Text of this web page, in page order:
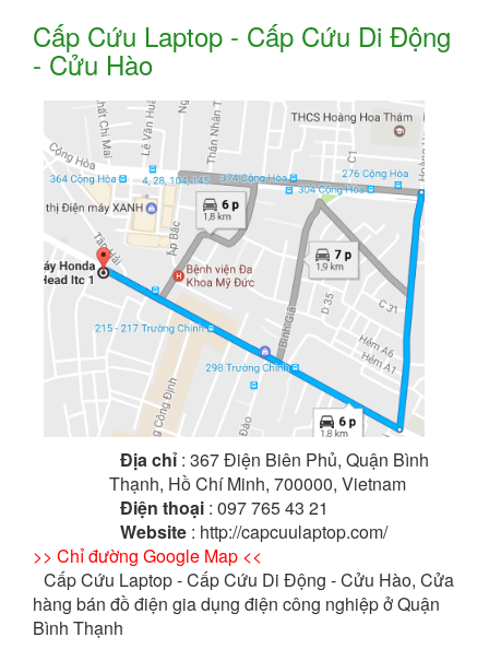
Cấp Cứu Laptop - Cấp Cứu Di Động
- Cửu Hào
Địa chỉ : 367 Điện Biên Phủ, Quận Bình
Thạnh, Hồ Chí Minh, 700000, Vietnam
Điện thoại : 097 765 43 21
Website : http://capcuulaptop.com/
>> Chỉ đường Google Map <<
Cấp Cứu Laptop - Cấp Cứu Di Động - Cửu Hào, Cửa
hàng bán đồ điện gia dụng điện công nghiệp ở Quận
Bình Thạnh